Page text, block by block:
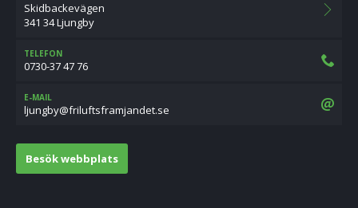
Skidbackevägen
341 34 Ljungby
TELEFON
0730-37 47 76
E-MAIL
es.tednajmarfstfulirf@ybgnujl
Besök webbplats